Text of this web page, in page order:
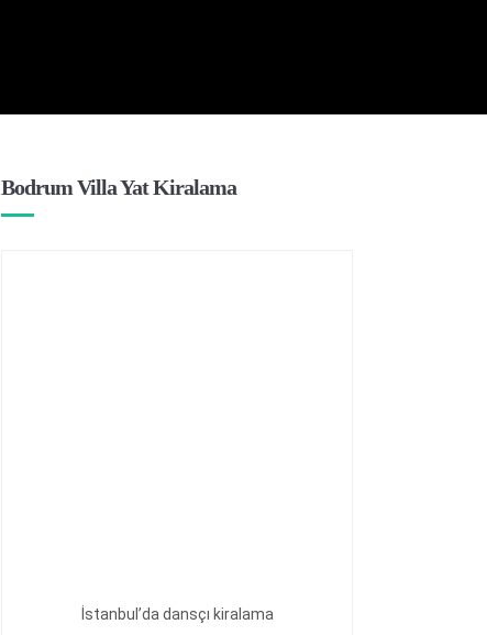
Bodrum Villa Yat Kiralama
İstanbul’da dansçı kiralama